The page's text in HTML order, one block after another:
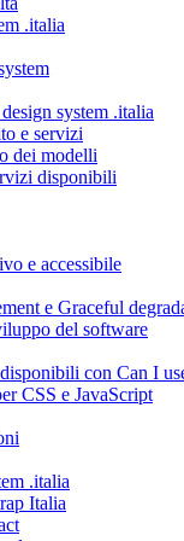
.italia
system .italia
e servizi
dei modelli
disponibili
e accessibile
e Graceful
del software
con Can I
CSS e JavaScript
.italia
Italia